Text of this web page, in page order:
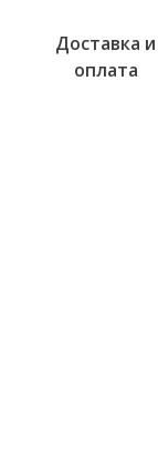
Доставка и
оплата